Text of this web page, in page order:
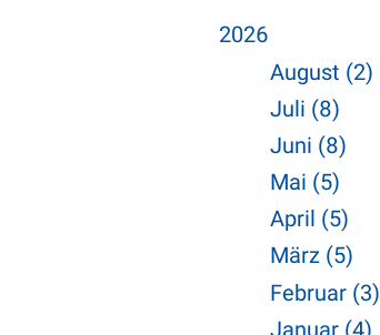
2026
August (2)
Juli (8)
Juni (8)
Mai (5)
April (5)
März (5)
Februar (3)
Januar (4)